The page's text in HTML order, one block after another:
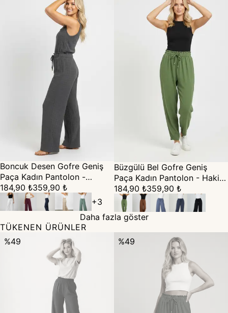
Boncuk Desen Gofre Geniş
Paça Kadın Pantolon -
antrasit
184,90 ₺359,90 ₺
+3
Büzgülü Bel Gofre Geniş
Paça Kadın Pantolon - Haki
Yeşil
184,90 ₺359,90 ₺
Daha fazla göster
TÜKENEN ÜRÜNLER
%49 %49